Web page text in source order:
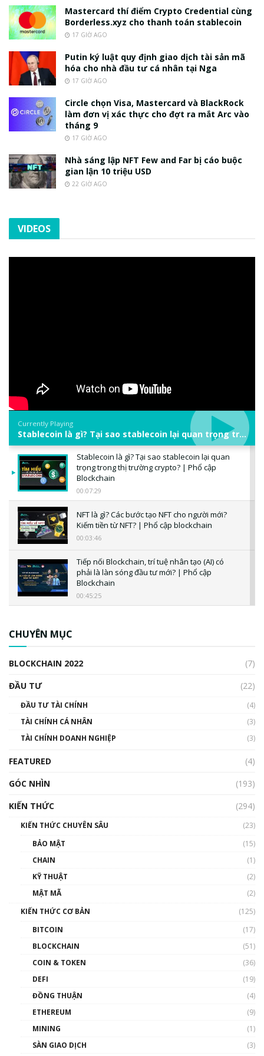
Mastercard thí điểm Crypto Credential cùng
Borderless.xyz cho thanh toán stablecoin
17 GIỜ AGO
Putin ký luật quy định giao dịch tài sản mã
hóa cho nhà đầu tư cá nhân tại Nga
17 GIỜ AGO
Circle chọn Visa, Mastercard và BlackRock
làm đơn vị xác thực cho đợt ra mắt Arc vào
tháng 9
17 GIỜ AGO
Nhà sáng lập NFT Few and Far bị cáo buộc
gian lận 10 triệu USD
22 GIỜ AGO
VIDEOS
Currently Playing
Stablecoin là gì? Tại sao stablecoin lại quan trọng trong thị trường crypto? | Phổ cập Blockchain
Stablecoin là gì? Tại sao stablecoin lại quan
trọng trong thị trường crypto? | Phổ cập
Blockchain
00:07:29
NFT là gì? Các bước tạo NFT cho người mới?
Kiếm tiền từ NFT? | Phổ cập blockchain
00:03:46
Tiếp nối Blockchain, trí tuệ nhân tạo (AI) có
phải là làn sóng đầu tư mới? | Phổ cập
Blockchain
00:45:25
00:02:14
Nhìn lại năm 2022: Những sự kiện ảnh hưởng
đến hệ sinh thái tiền mã hoá | Phổ cập
00:43:47
như thể nào?
00:39:31
Phổ cập Blockchain
thống & Crypto qua các cuộc chiến | Phổ cập
CHUYÊN MỤC
BLOCKCHAIN 2022
(7)
ĐẦU TƯ
(22)
ĐẦU TƯ TÀI CHÍNH
(4)
TÀI CHÍNH CÁ NHÂN
(3)
TÀI CHÍNH DOANH NGHIỆP
(3)
FEATURED
(4)
GÓC NHÌN
(193)
KIẾN THỨC
(294)
KIẾN THỨC CHUYÊN SÂU
(23)
BẢO MẬT
(15)
CHAIN
(1)
KỸ THUẬT
(2)
MẬT MÃ
(2)
KIẾN THỨC CƠ BẢN
(125)
BITCOIN
(17)
BLOCKCHAIN
(51)
COIN & TOKEN
(36)
DEFI
(19)
ĐỒNG THUẬN
(4)
ETHEREUM
(9)
MINING
(1)
SÀN GIAO DỊCH
(3)